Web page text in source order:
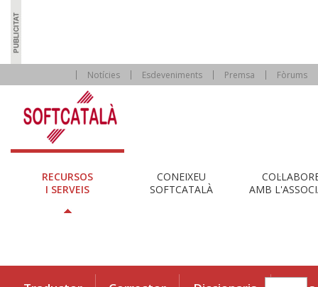
Notícies Esdeveniments Premsa Fòrums
RECURSOS
I SERVEIS
CONEIXEU
SOFTCATALÀ
AMB